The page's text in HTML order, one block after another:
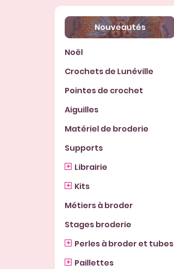
Nouveautés
Noël
Crochets de Lunéville
Pointes de crochet
Aiguilles
Matériel de broderie
Supports
Librairie
Kits
Métiers à broder
Stages broderie
Perles à broder et tubes
Paillettes